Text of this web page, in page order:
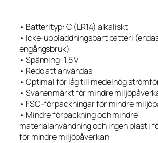
• Batterityp: C (LR14) alkaliskt
• Icke-uppladdningsbart batteri
engångsbruk)
• Spänning: 1,5 V
• Redo att användas
• Optimal för låg till medelhög
• Svanenmärkt för mindre
• FSC-förpackningar för mindre
• Mindre förpackning och mindre
materialanvändning och ingen plast i
för mindre miljöpåverkan